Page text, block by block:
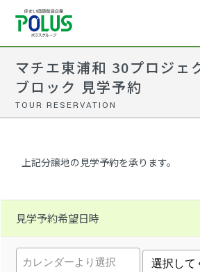
マチエ東浦和 30プロジェ
ブロック 見学予約
TOUR RESERVATION
上記分譲地の見学予約を承ります。
見学予約希望日時